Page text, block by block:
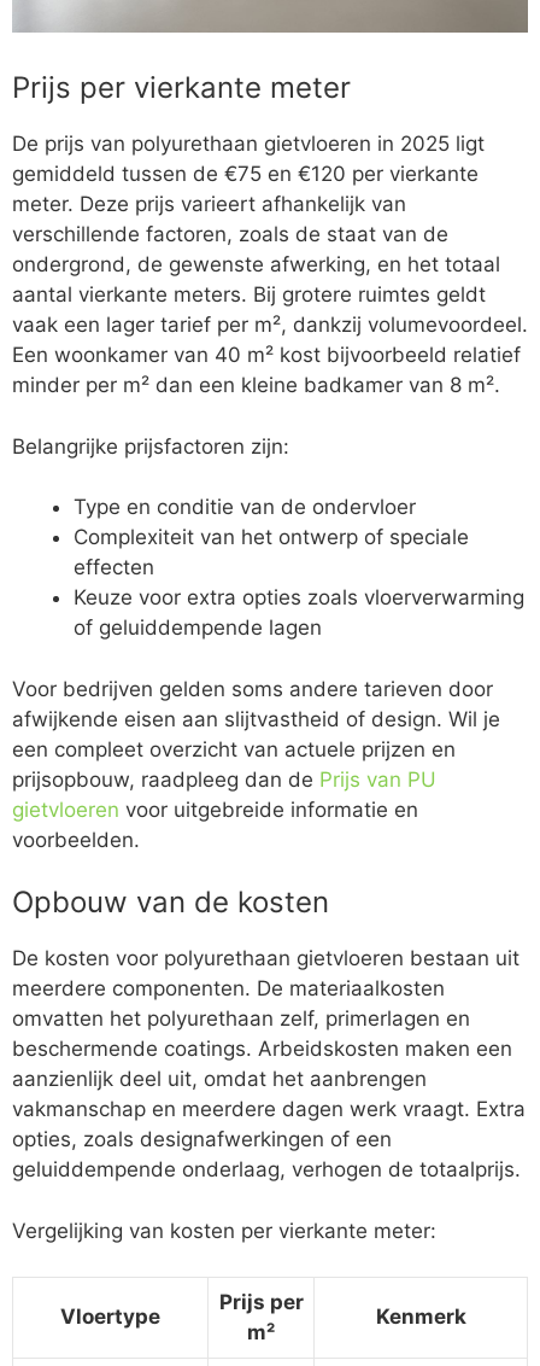
Prijs per vierkante meter
De prijs van polyurethaan gietvloeren in 2025 ligt
gemiddeld tussen de €75 en €120 per vierkante
meter. Deze prijs varieert afhankelijk van
verschillende factoren, zoals de staat van de
ondergrond, de gewenste afwerking, en het totaal
aantal vierkante meters. Bij grotere ruimtes geldt
vaak een lager tarief per m², dankzij volumevoordeel.
Een woonkamer van 40 m² kost bijvoorbeeld relatief
minder per m² dan een kleine badkamer van 8 m².
Belangrijke prijsfactoren zijn:
Type en conditie van de ondervloer
Complexiteit van het ontwerp of speciale
effecten
Keuze voor extra opties zoals vloerverwarming
of geluiddempende lagen
Voor bedrijven gelden soms andere tarieven door
afwijkende eisen aan slijtvastheid of design. Wil je
een compleet overzicht van actuele prijzen en
prijsopbouw, raadpleeg dan de Prijs van PU
gietvloeren voor uitgebreide informatie en
voorbeelden.
Opbouw van de kosten
De kosten voor polyurethaan gietvloeren bestaan uit
meerdere componenten. De materiaalkosten
omvatten het polyurethaan zelf, primerlagen en
beschermende coatings. Arbeidskosten maken een
aanzienlijk deel uit, omdat het aanbrengen
vakmanschap en meerdere dagen werk vraagt. Extra
opties, zoals designafwerkingen of een
geluiddempende onderlaag, verhogen de totaalprijs.
Vergelijking van kosten per vierkante meter:
Vloertype
Prijs per
m²
Kenmerk